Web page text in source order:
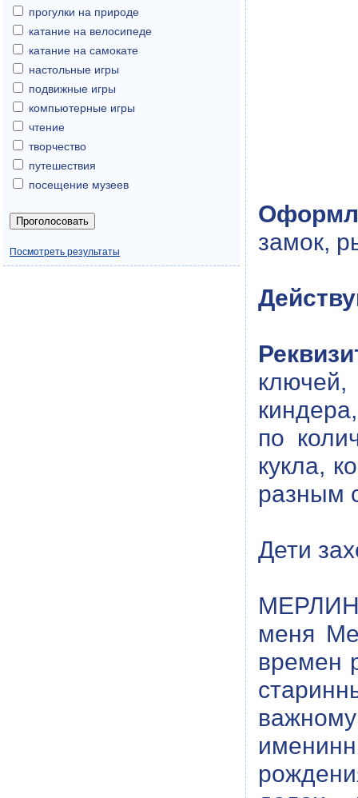
замок,
по
кукла,
разным
Дети
меня
времен
прогулки на природе
катание на велосипеде
катание на самокате
настольные игры
подвижные игры
компьютерные игры
чтение
творчество
путешествия
посещение музеев
Посмотреть результаты